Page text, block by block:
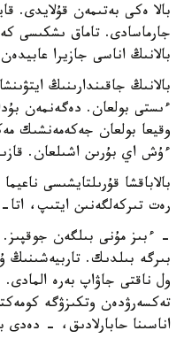
بالا ەكى بەتىمەن قۇلايدى.
جارماسادى. تاماق ىشكىسى
بالانىڭ اناسى جازيرا
بالانىڭ جاقىندارىنىڭ
ءىستى بولعان. دەگەنمەن
وقيعا بولعان جەكەمەنشىك
ءۇش اي بۇرىن اشىلعان. قازىر مۇندا 24 بالا
بالاباقشا قۇرىلتايشىسى
رەت تىركەلگەنىن ايتىپ،
- ءبىز مۇنى بىلگەن
بىرگە بىلدىك. تاربيەشىنىڭ
ول ناقتى جاۋاپ بەرە المادى.
تەكسەرۋدەن وتكىزۋگە
اناسىنا حابارلادىق، - دەدى